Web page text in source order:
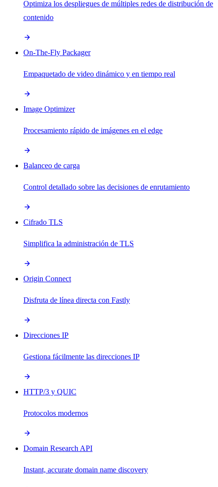
Optimiza los despliegues de múltiples redes de distribución de
contenido
On-The-Fly Packager
Empaquetado de video dinámico y en tiempo real
Image Optimizer
Procesamiento rápido de imágenes en el edge
Balanceo de carga
Control detallado sobre las decisiones de enrutamiento
Cifrado TLS
Simplifica la administración de TLS
Origin Connect
Disfruta de línea directa con Fastly
Direcciones IP
Gestiona fácilmente las direcciones IP
HTTP/3 y QUIC
Protocolos modernos
Domain Research API
Instant, accurate domain name discovery